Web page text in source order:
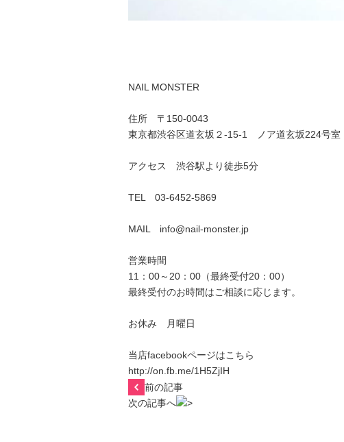
NAIL MONSTER
住所 〒150-0043
東京都渋谷区道玄坂２-15-1 ノア道玄坂224号室
アクセス 渋谷駅より徒歩5分
TEL 03-6452-5869
MAIL info@nail-monster.jp
営業時間
11：00～20：00（最終受付20：00）
最終受付のお時間はご相談に応じます。
お休み 月曜日
当店facebookページはこちら
http://on.fb.me/1H5ZjIH
前の記事
次の記事へ